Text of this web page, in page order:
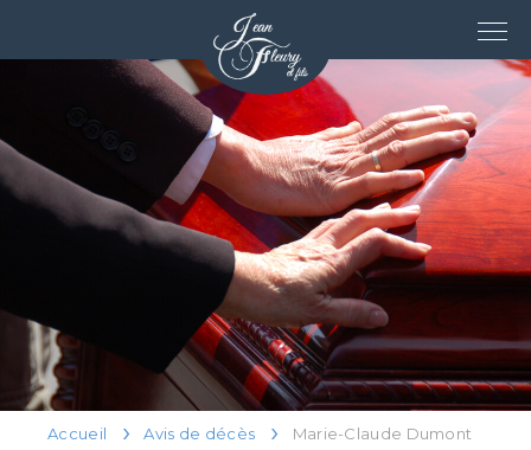
Accueil Avis de décès Marie-Claude Dumont